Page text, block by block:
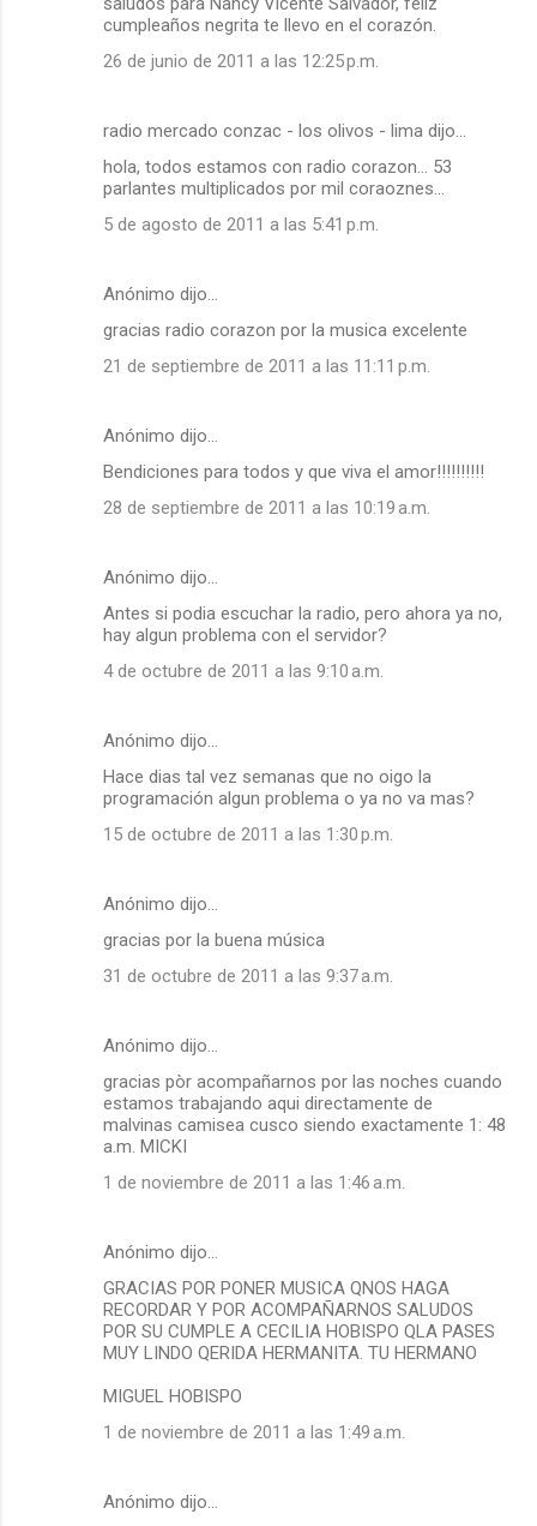
cumpleaños negrita te llevo en el corazón.
26 de junio de 2011 a las 12:25 p.m.
radio mercado conzac - los olivos - lima dijo…
hola, todos estamos con radio corazon... 53
parlantes multiplicados por mil coraoznes...
5 de agosto de 2011 a las 5:41 p.m.
Anónimo dijo…
gracias radio corazon por la musica excelente
21 de septiembre de 2011 a las 11:11 p.m.
Anónimo dijo…
Bendiciones para todos y que viva el amor!!!!!!!!!!
28 de septiembre de 2011 a las 10:19 a.m.
Anónimo dijo…
Antes si podia escuchar la radio, pero ahora ya no,
hay algun problema con el servidor?
4 de octubre de 2011 a las 9:10 a.m.
Anónimo dijo…
Hace dias tal vez semanas que no oigo la
programación algun problema o ya no va mas?
15 de octubre de 2011 a las 1:30 p.m.
Anónimo dijo…
gracias por la buena música
31 de octubre de 2011 a las 9:37 a.m.
Anónimo dijo…
gracias pòr acompañarnos por las noches cuando
estamos trabajando aqui directamente de
malvinas camisea cusco siendo exactamente 1: 48
a.m. MICKI
1 de noviembre de 2011 a las 1:46 a.m.
Anónimo dijo…
GRACIAS POR PONER MUSICA QNOS HAGA
RECORDAR Y POR ACOMPAÑARNOS SALUDOS
POR SU CUMPLE A CECILIA HOBISPO QLA PASES
MUY LINDO QERIDA HERMANITA. TU HERMANO
MIGUEL HOBISPO
1 de noviembre de 2011 a las 1:49 a.m.
Anónimo dijo…